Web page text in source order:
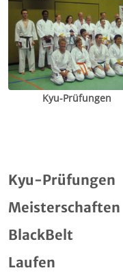
Kyu-Prüfungen
Kyu-Prüfungen
Meisterschaften
BlackBelt
Laufen